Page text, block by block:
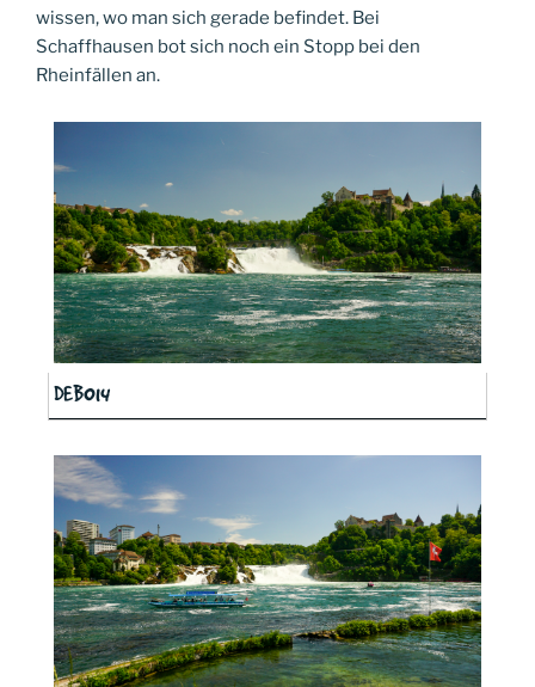
wissen, wo man sich gerade befindet. Bei
Schaffhausen bot sich noch ein Stopp bei den
Rheinfällen an.
DEB014